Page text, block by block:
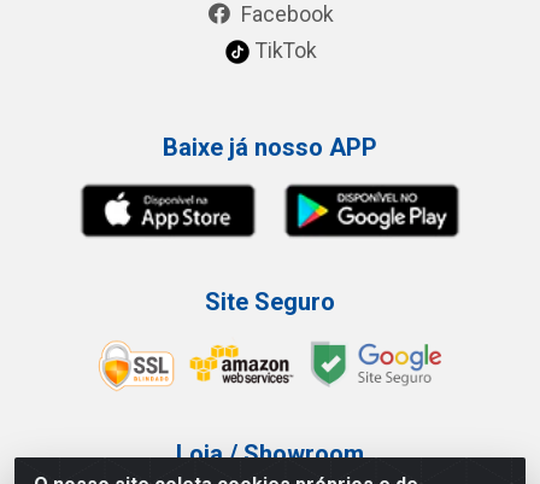
Facebook
TikTok
Baixe já nosso APP
Site Seguro
Loja / Showroom